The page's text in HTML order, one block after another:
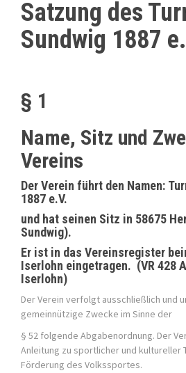
Satzung des
Sundwig 1887
§ 1
Name, Sitz und
Vereins
Der Verein führt den Namen:
1887 e.V.
und hat seinen Sitz in 58675
Sundwig).
Er ist in das Vereinsregister
Iserlohn eingetragen. (VR 428
Iserlohn)
Der Verein verfolgt ausschließlich und
gemeinnützige Zwecke im Sinne der
§ 52 folgende Abgabenordnung. Der
Anleitung zu sportlicher und kultureller
Förderung des Volkssportes.